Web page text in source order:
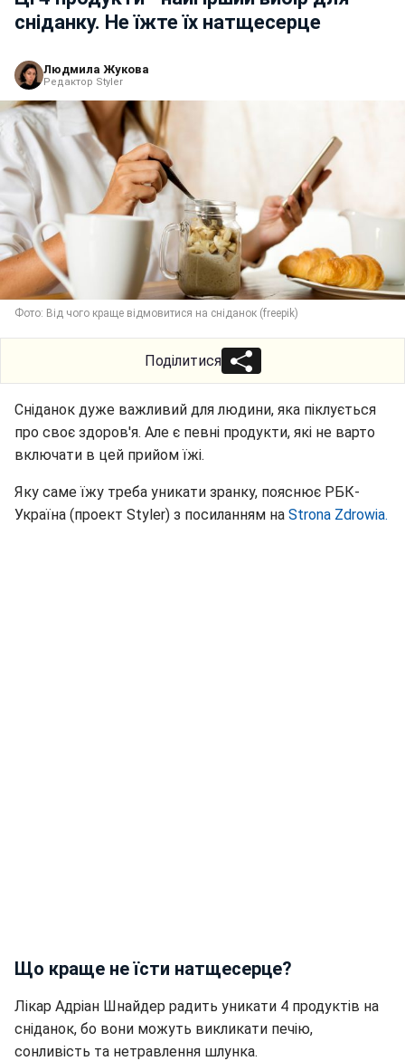
сніданку. Не їжте їх натщесерце
Людмила Жукова
Редактор Styler
Фото: Від чого краще відмовитися на сніданок (freepik)
Поділитися
Сніданок дуже важливий для людини, яка піклується
про своє здоров'я. Але є певні продукти, які не варто
включати в цей прийом їжі.
Яку саме їжу треба уникати зранку, пояснює РБК-
Україна (проект Styler) з посиланням на Strona Zdrowia.
Що краще не їсти натщесерце?
Лікар Адріан Шнайдер радить уникати 4 продуктів на
сніданок, бо вони можуть викликати печію,
сонливість та нетравлення шлунка.